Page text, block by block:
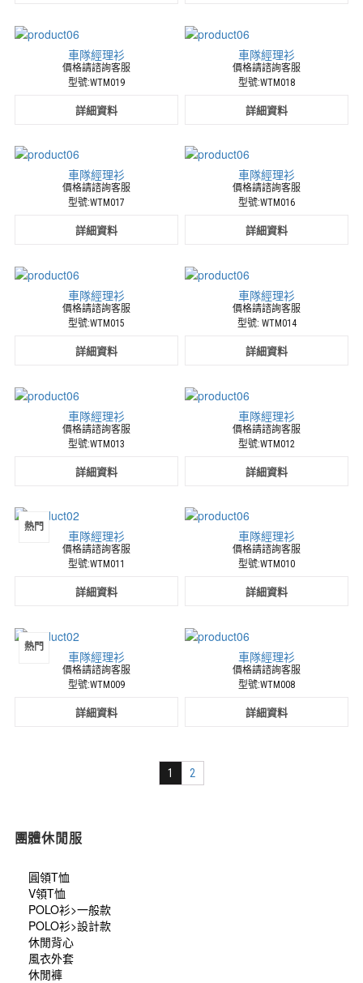
車隊經理衫
價格請諮詢客服
型號:WTM019
詳細資料
車隊經理衫
價格請諮詢客服
型號:WTM018
詳細資料
車隊經理衫
價格請諮詢客服
型號:WTM017
詳細資料
車隊經理衫
價格請諮詢客服
型號:WTM016
詳細資料
車隊經理衫
價格請諮詢客服
型號:WTM015
詳細資料
車隊經理衫
價格請諮詢客服
型號: WTM014
詳細資料
車隊經理衫
價格請諮詢客服
型號:WTM013
詳細資料
車隊經理衫
價格請諮詢客服
型號:WTM012
詳細資料
熱門
車隊經理衫
價格請諮詢客服
型號:WTM011
詳細資料
車隊經理衫
價格請諮詢客服
型號:WTM010
詳細資料
熱門
車隊經理衫
價格請諮詢客服
型號:WTM009
詳細資料
車隊經理衫
價格請諮詢客服
型號:WTM008
詳細資料
1 2
團體休閒服
圓領T恤
V領T恤
POLO衫>一般款
POLO衫>設計款
休閒背心
風衣外套
休閒褲